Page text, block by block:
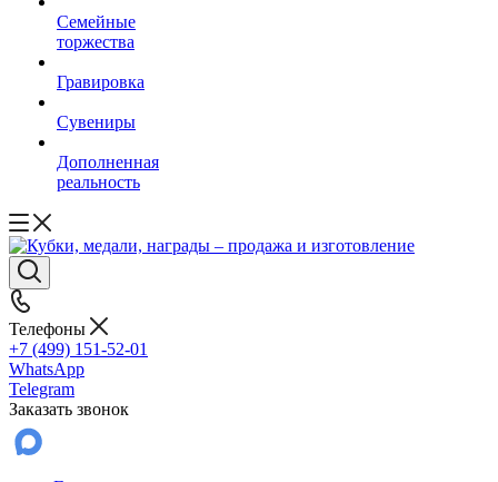
Семейные
торжества
Гравировка
Сувениры
Дополненная
реальность
Телефоны
+7 (499) 151-52-01
WhatsApp
Telegram
Заказать звонок